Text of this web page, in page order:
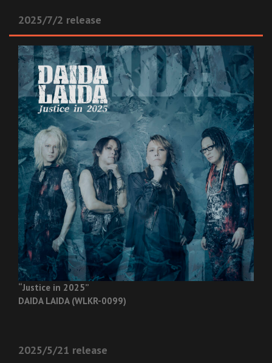
2025/7/2 release
“Justice in 2025”
DAIDA LAIDA (WLKR-0099)
2025/5/21 release